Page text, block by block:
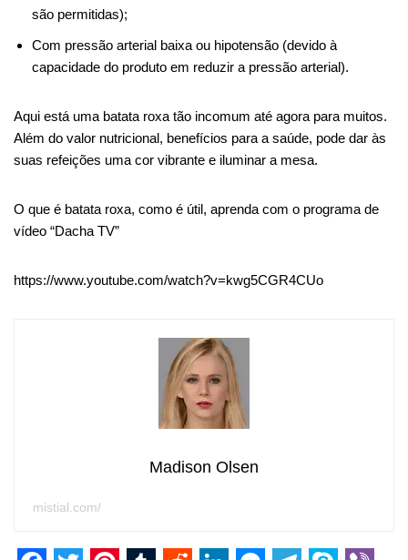
são permitidas);
Com pressão arterial baixa ou hipotensão (devido à
capacidade do produto em reduzir a pressão arterial).
Aqui está uma batata roxa tão incomum até agora para muitos.
Além do valor nutricional, benefícios para a saúde, pode dar às
suas refeições uma cor vibrante e iluminar a mesa.
O que é batata roxa, como é útil, aprenda com o programa de
vídeo “Dacha TV”
https://www.youtube.com/watch?v=kwg5CGR4CUo
Madison Olsen
mistial.com/